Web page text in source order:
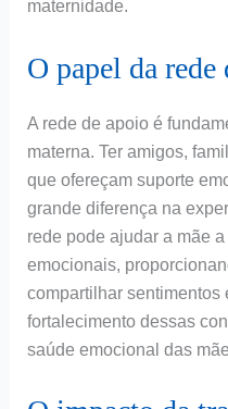
maternidade.
O papel da rede
A rede de apoio é
materna. Ter amigos,
que ofereçam suporte
grande diferença na
rede pode ajudar a mãe
emocionais,
compartilhar sentimentos
fortalecimento dessas
saúde emocional das